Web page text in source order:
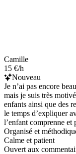
Camille
15 €/h
Nouveau
Je n’ai pas encore
mais je suis très
enfants ainsi que des
le temps d’expliquer
l’enfant comprenne et
Organisé et
Calme et patient
Ouvert aux